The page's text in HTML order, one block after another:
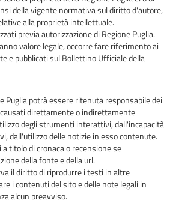
della vigente normativa sul diritto d'autore,
alla proprietà intellettuale.
previa autorizzazione di Regione Puglia.
valore legale, occorre fare riferimento ai
e pubblicati sul Bollettino Ufficiale della
Puglia potrà essere ritenuta responsabile dei
direttamente o indirettamente
degli strumenti interattivi, dall'incapacità
dall'utilizzo delle notizie in esso contenute.
titolo di cronaca o recensione se
della fonte e della url.
il diritto di riprodurre i testi in altre
i contenuti del sito e delle note legali in
alcun preavviso.